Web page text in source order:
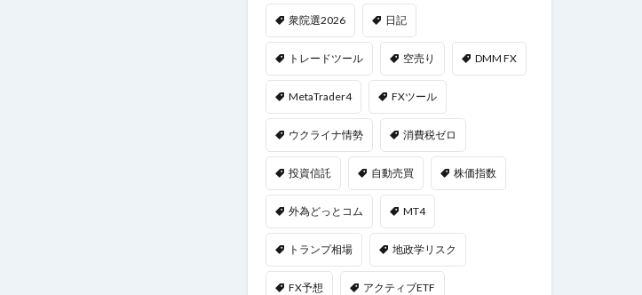
衆院選2026 日記
トレードツール 空売り DMM FX
MetaTrader4 FXツール
ウクライナ情勢 消費税ゼロ
投資信託 自動売買 株価指数
外為どっとコム MT4
トランプ相場 地政学リスク
FX予想 アクティブETF